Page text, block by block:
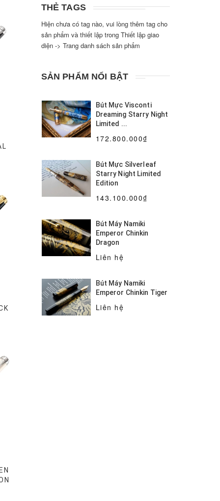
Parker
Apica
Life
Dr. Vranjes
Endless Stationery
Ferris Wheel Press
Jacques Herbin
Dominant Industry
Maybach
Visconti
Maiora
Aurora
Tibaldi
Conway Stewart
Lamy
THẺ TAGS
Hiện chưa có tag nào, vui lòng thêm tag cho
sản phẩm và thiết lập trong Thiết lập giao
diện -> Trang danh sách sản phẩm
SẢN PHẨM NỔI BẬT
Bút Mực Visconti
Dreaming Starry Night
Limited ...
172.800.000₫
Bút Mực Silverleaf
Starry Night Limited
Edition
143.100.000₫
Bút Máy Namiki
Emperor Chinkin
Dragon
Liên hệ
Bút Máy Namiki
Emperor Chinkin Tiger
Liên hệ